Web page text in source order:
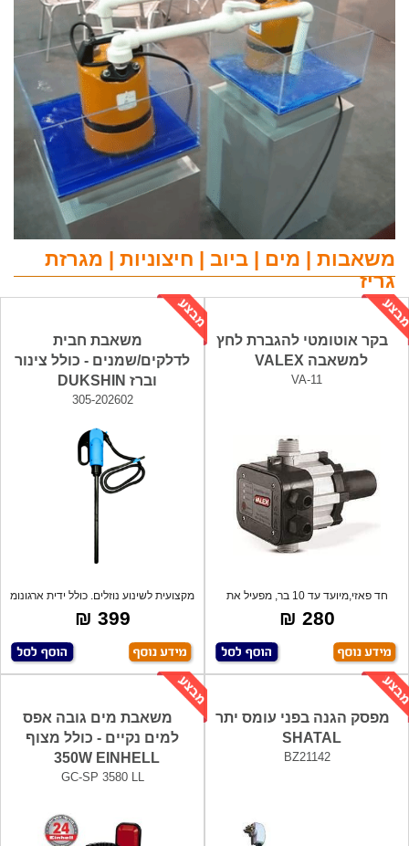
משאבות | מים | ביוב | חיצוניות | מגרזת
גריז
בקר אוטומטי להגברת לחץ
למשאבה VALEX
VA-11
חד פאזי,מיועד עד 10 בר, מפעיל את
המשאבה
280 ₪
משאבת חבית
לדלקים/שמנים - כולל צינור
וברז DUKSHIN
305-202602
מקצועית לשינוע נוזלים. כולל ידית ארגונומ
399 ₪
מפסק הגנה בפני עומס יתר
SHATAL
BZ21142
משאבת מים גובה אפס
למים נקיים - כולל מצוף
350W EINHELL
GC-SP 3580 LL